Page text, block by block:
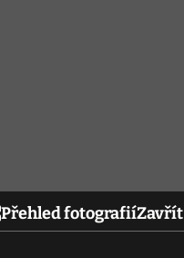
Přehled fotografiíZavřít